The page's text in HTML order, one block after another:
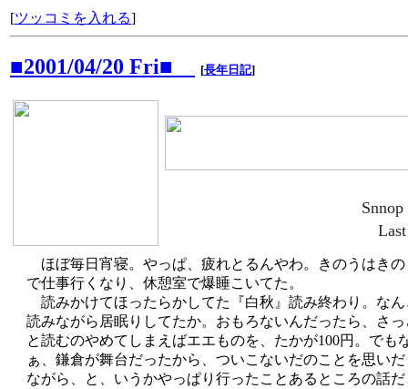
[ツッコミを入れる]
■2001/04/20 Fri■ [長年日記]
ほぼ毎日宵寝。やっぱ、疲れとるんやわ。きのうはきの
で仕事行くなり、休憩室で爆睡こいてた。
読みかけてほったらかしてた『白秋』読み終わり。なん
読みながら居眠りしてたか。おもろないんだったら、さっ
と読むのやめてしまえばエエものを、たかが100円。でも
ぁ、鎌倉が舞台だったから、ついこないだのことを思いだ
ながら、と、いうかやっぱり行ったことあるところの話だ